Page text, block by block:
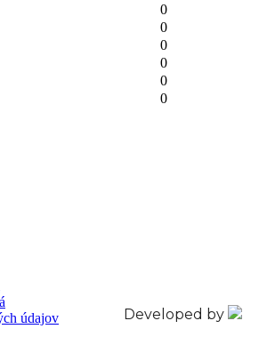
0
0
0
0
0
0
údajov
Developed by